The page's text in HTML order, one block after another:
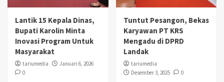
Lantik 15 Kepala Dinas,
Bupati Karolin Minta
Inovasi Program Untuk
Masyarakat
tariumedia
Januari 6, 2026
0
Tuntut Pesangon, Bekas
Karyawan PT KRS
Mengadu di DPRD
Landak
tariumedia
Desember 3, 2025
0